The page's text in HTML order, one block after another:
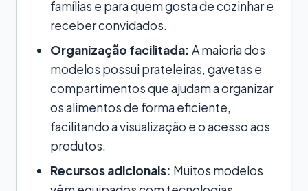
famílias e para quem gosta de cozinhar e
receber convidados.
Organização facilitada: A maioria dos
modelos possui prateleiras, gavetas e
compartimentos que ajudam a organizar
os alimentos de forma eficiente,
facilitando a visualização e o acesso aos
produtos.
Recursos adicionais: Muitos modelos